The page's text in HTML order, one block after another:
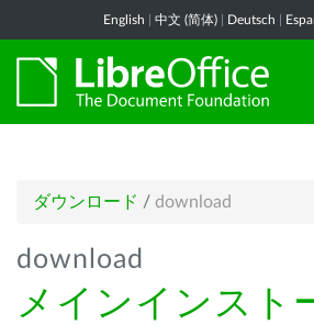
English 中文 (简体) Deutsch
ダウンロード / download
download
メインインスト